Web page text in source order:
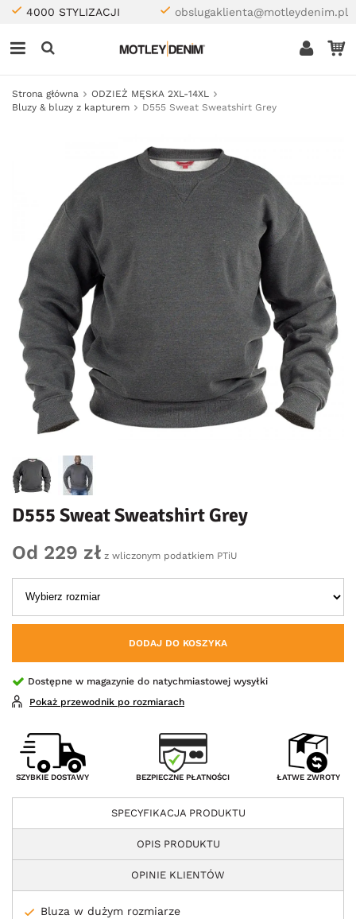
4000 STYLIZACJI obslugaklienta@motleydenim.pl
Strona główna
ODZIEŻ MĘSKA 2XL-14XL
Bluzy & bluzy z kapturem
D555 Sweat Sweatshirt Grey
D555 Sweat Sweatshirt Grey
Od 229 zł z wliczonym podatkiem PTiU
DODAJ DO KOSZYKA
Dostępne w magazynie do natychmiastowej wysyłki
Pokaż przewodnik po rozmiarach
SZYBKIE DOSTAWY BEZPIECZNE PŁATNOŚCI ŁATWE ZWROTY
SPECYFIKACJA PRODUKTU
OPIS PRODUKTU
OPINIE KLIENTÓW
Bluza w dużym rozmiarze